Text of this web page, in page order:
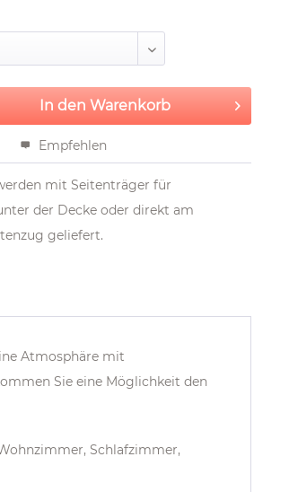
In den Warenkorb
Empfehlen
mit Seitenträger für
der Decke oder direkt am
geliefert.
Atmosphäre mit
Sie eine Möglichkeit den
Schlafzimmer,